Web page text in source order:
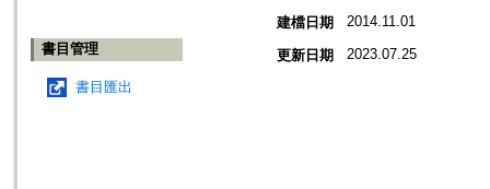
書目管理
書目匯出
建檔日期 2014.11.01
更新日期 2023.07.25